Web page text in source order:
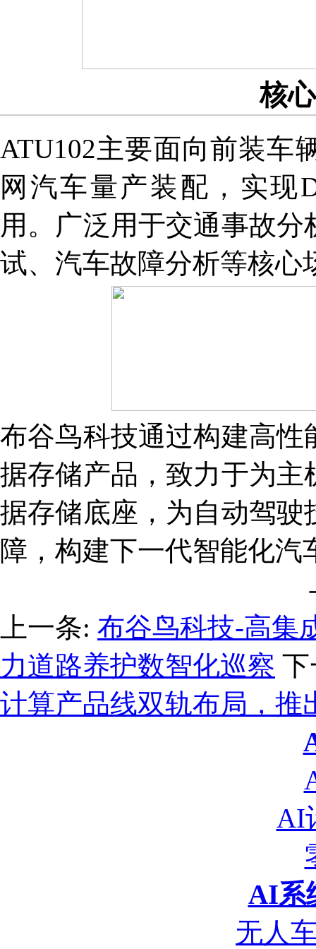
核
ATU102主要面向前装车
网汽车量产装配，实现
用。广泛用于交通事故
试、汽车故障分析等核心
布谷鸟科技通过构建高
据存储产品，致力于为
据存储底座，为自动驾
障，构建下一代智能化
上一条: 布谷鸟科技-高集
力道路养护数智化巡察
计算产品线双轨布局，推
AI
AI系
无人